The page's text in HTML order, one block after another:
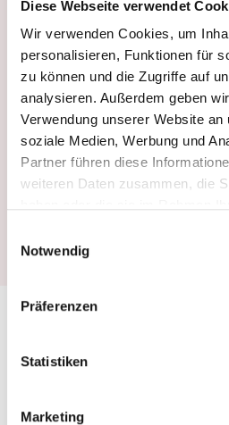
Diese Webseite verwendet
Wir verwenden Cookies, um
personalisieren, Funktionen für
zu können und die Zugriffe auf
analysieren. Außerdem geben
Verwendung unserer Website
soziale Medien, Werbung und
Partner führen diese
weiteren Daten zusammen, die
Notwendig
Präferenzen
Statistiken
Marketing
ganz nach Ihren Wünschen
aus der aktuellen
Stoffen und Farben sowie
wie Heizstrahlern,
Rollos.
Sie erhalten sofort Ihr
jetzt!
Bitte akzeptieren Sie